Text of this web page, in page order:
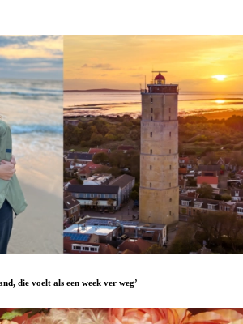
die voelt als een week ver weg’